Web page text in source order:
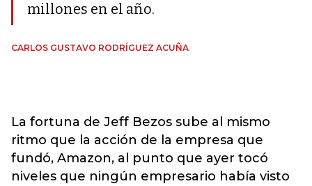
millones en el año.
CARLOS GUSTAVO RODRÍGUEZ ACUÑA
La fortuna de Jeff Bezos sube al mismo
ritmo que la acción de la empresa que
fundó, Amazon, al punto que ayer tocó
niveles que ningún empresario había visto